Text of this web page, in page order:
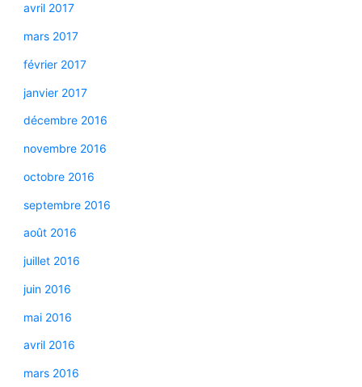
avril 2017
mars 2017
février 2017
janvier 2017
décembre 2016
novembre 2016
octobre 2016
septembre 2016
août 2016
juillet 2016
juin 2016
mai 2016
avril 2016
mars 2016